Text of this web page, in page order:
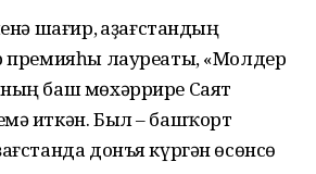
шағир, Ҡаҙағстандың
премияһы лауреаты, «Молдер
баш мөхәррире Саят
иткән. Был – башҡорт
донъя күргән өсөнсө